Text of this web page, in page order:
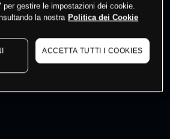
Accediper vedere gli ultimi
to see latest market data
gestire le impostazioni dei cookie.
la nostra Politica dei Cookie
ACCETTA TUTTI I COOKIES